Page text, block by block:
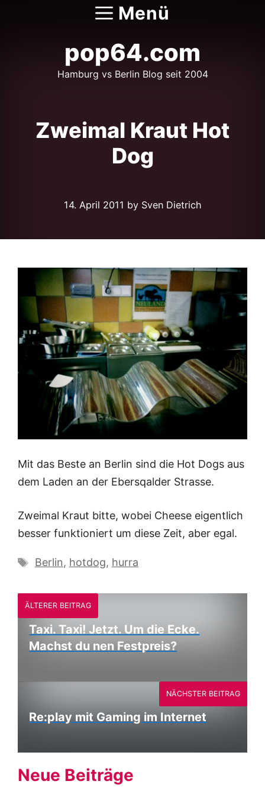
Menü
pop64.com
Hamburg vs Berlin Blog seit 2004
Zweimal Kraut Hot
Dog
14. April 2011 by Sven Dietrich
Mit das Beste an Berlin sind die Hot Dogs aus
dem Laden an der Ebersqalder Strasse.
Zweimal Kraut bitte, wobei Cheese eigentlich
besser funktioniert um diese Zeit, aber egal.
Schlagwörter
Berlin, hotdog, hurra
ÄLTERER BEITRAG
Taxi. Taxi! Jetzt. Um die Ecke.
Machst du nen Festpreis?
Re:play mit Gaming im Internet
NÄCHSTER BEITRAG
Neue Beiträge